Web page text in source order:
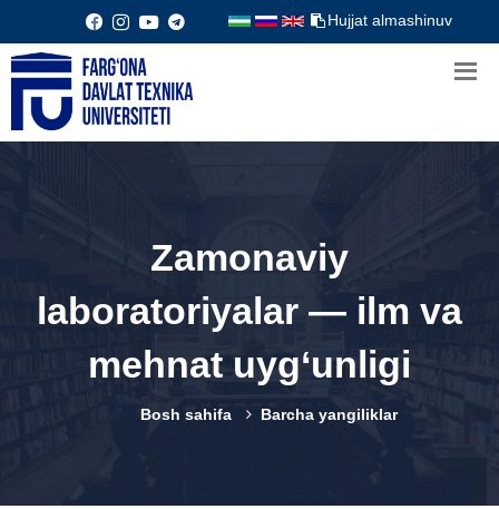
Hujjat almashinuv
Zamonaviy
laboratoriyalar — ilm va
mehnat uyg‘unligi
Bosh sahifa Barcha yangiliklar